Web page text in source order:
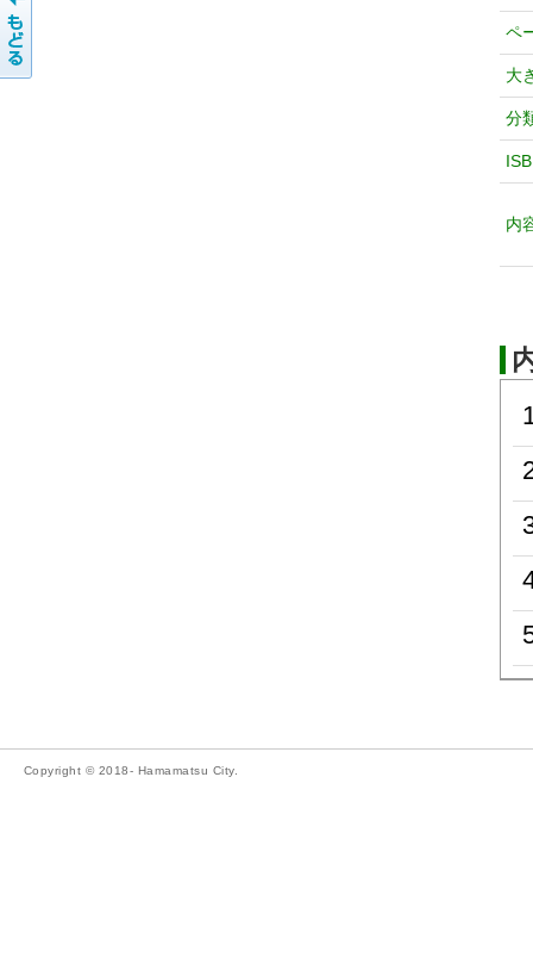
ペ
大
分
内
Copyright © 2018- Hamamatsu City.